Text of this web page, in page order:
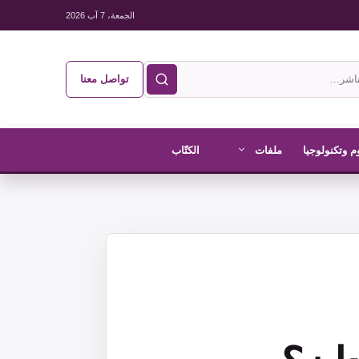
الجمعة، 7 آب 2026
تواصل معنا
وتكنولوجيا ملفات الكتّاب